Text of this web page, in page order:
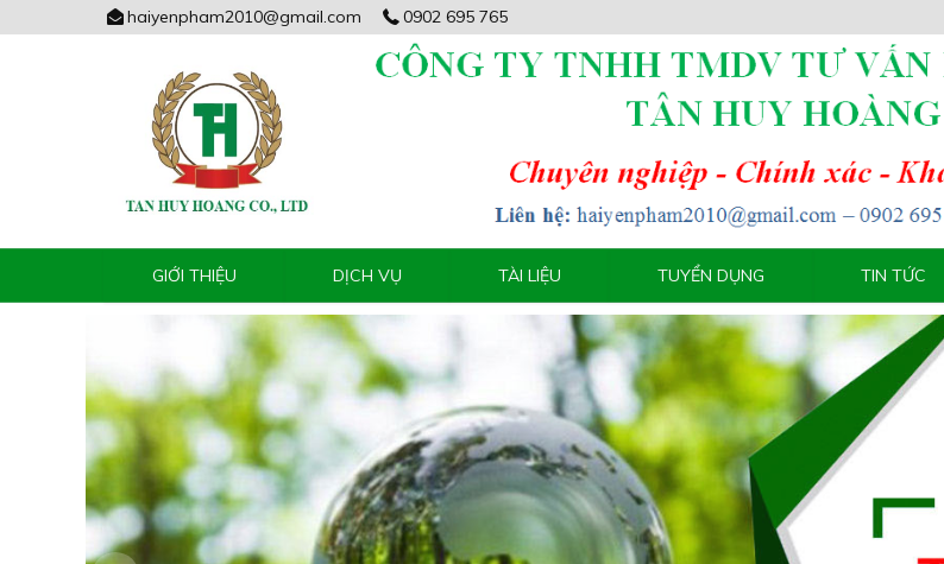
haiyenpham2010@gmail.com 0902 695 765
GIỚI THIỆU DỊCH VỤ TÀI LIỆU TUYỂN DỤNG TIN TỨC